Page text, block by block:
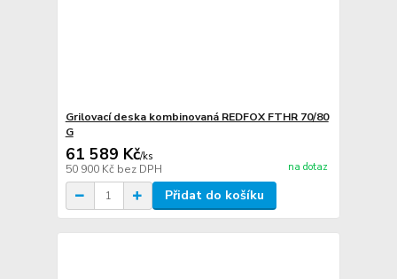
Grilovací deska kombinovaná REDFOX FTHR 70/80
G
61 589 Kč/ks
50 900 Kč bez DPH na dotaz
Přidat do košíku